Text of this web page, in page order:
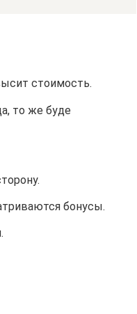
стоимость.
то же буде
бонусы.